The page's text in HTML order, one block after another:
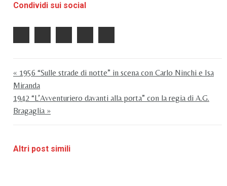
Condividi sui social
« 1956 “Sulle strade di notte” in scena con Carlo Ninchi e Isa
Miranda
1942 “L’Avventuriero davanti alla porta” con la regia di A.G.
Bragaglia »
Altri post simili